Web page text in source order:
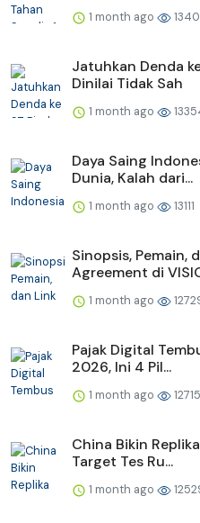
1 month ago
Jatuhkan Denda
Dinilai Tidak Sah
1 month ago
Daya Saing
Dunia, Kalah dari...
1 month ago 13111
Sinopsis, Pemain,
Agreement di
1 month ago
Pajak Digital
2026, Ini 4 Pil...
1 month ago 12715
China Bikin
Target Tes Ru...
1 month ago